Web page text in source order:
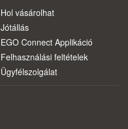
Hol vásárolhat
Jótállás
EGO Connect Applikáció
Felhasználási feltételek
Ügyfélszolgálat